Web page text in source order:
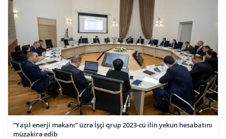
“Yaşıl enerji məkanı” üzrə İşçi qrup 2023-cü ilin yekun hesabatını
müzakirə edib